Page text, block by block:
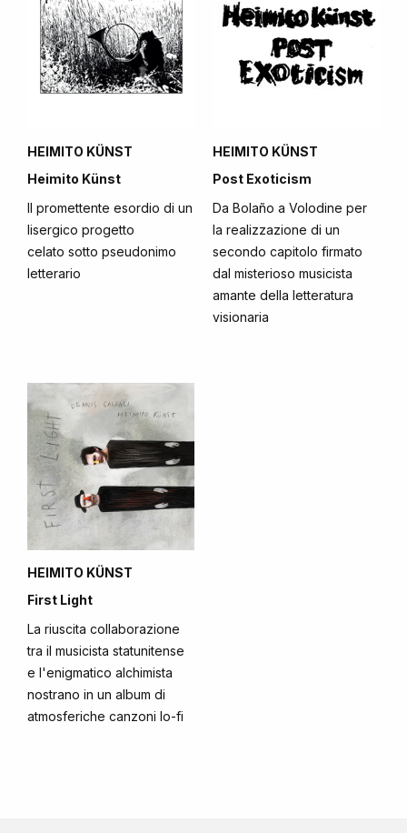
HEIMITO KÜNST
Heimito Künst
Il promettente esordio di un
lisergico progetto
celato sotto pseudonimo
letterario
HEIMITO KÜNST
Post Exoticism
Da Bolaño a Volodine per
la realizzazione di un
secondo capitolo firmato
dal misterioso musicista
amante della letteratura
visionaria
HEIMITO KÜNST
First Light
La riuscita collaborazione
tra il musicista statunitense
e l'enigmatico alchimista
nostrano in un album di
atmosferiche canzoni lo-fi